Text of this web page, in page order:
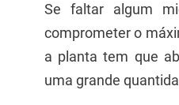
Se faltar algum
comprometer o
a planta tem que
uma grande